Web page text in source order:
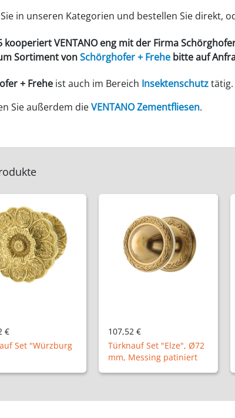
in unseren Kategorien und bestellen Sie direkt,
kooperiert VENTANO eng mit der Firma
Sortiment vonSchörghofer+ Frehe bitte auf
+ Frehe ist auch im Bereich Insektenschutztätig.
Sie außerdem dieVENTANO Zementfliesen.
€
Set "Elze", Ø72
patiniert
50,24 €
Halbolive "Aschen P"